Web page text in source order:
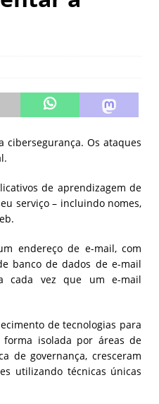
torna um risco
cibersegurança. Os ataques
de aprendizagem de
serviço – incluindo nomes,
endereço de e-mail, com
banco de dados de e-mail
cada vez que um e-mail
de tecnologias para
forma isolada por áreas de
de governança, cresceram
utilizando técnicas únicas